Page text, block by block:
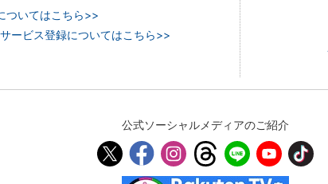
ついてはこちら>>
ービス登録についてはこちら>>
公式ソーシャルメディアのご紹介